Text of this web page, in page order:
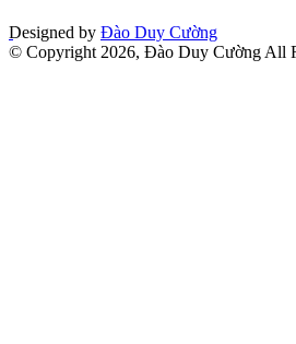
Designed by Đào Duy Cường
© Copyright 2026, Đào Duy Cường All